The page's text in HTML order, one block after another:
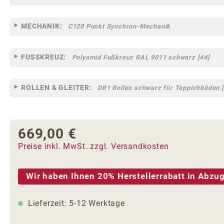
MECHANIK: C120 Punkt Synchron-Mechanik
FUSSKREUZ: Polyamid Fußkreuz RAL 9011 schwarz [44]
ROLLEN & GLEITER: DR1 Rollen schwarz für Teppichböden
Regulärer Preis:
669,00 €
Preise inkl. MwSt. zzgl. Versandkosten
Wir haben Ihnen 20% Herstellerrabatt in
Lieferzeit: 5-12 Werktage